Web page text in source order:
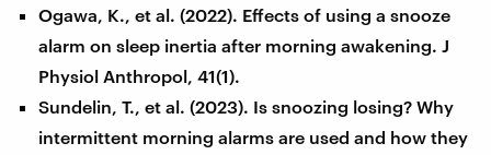
Ogawa, K., et al. (2022). Effects of using a snooze
alarm on sleep inertia after morning awakening. J
Physiol Anthropol, 41(1).
Sundelin, T., et al. (2023). Is snoozing losing? Why
intermittent morning alarms are used and how they